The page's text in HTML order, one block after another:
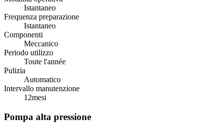
Istantaneo
Frequenza preparazione
Istantaneo
Componenti
Meccanico
Periodo utilizzo
Toute l'année
Pulizia
Automatico
Intervallo manutenzione
12mesi
Pompa alta pressione